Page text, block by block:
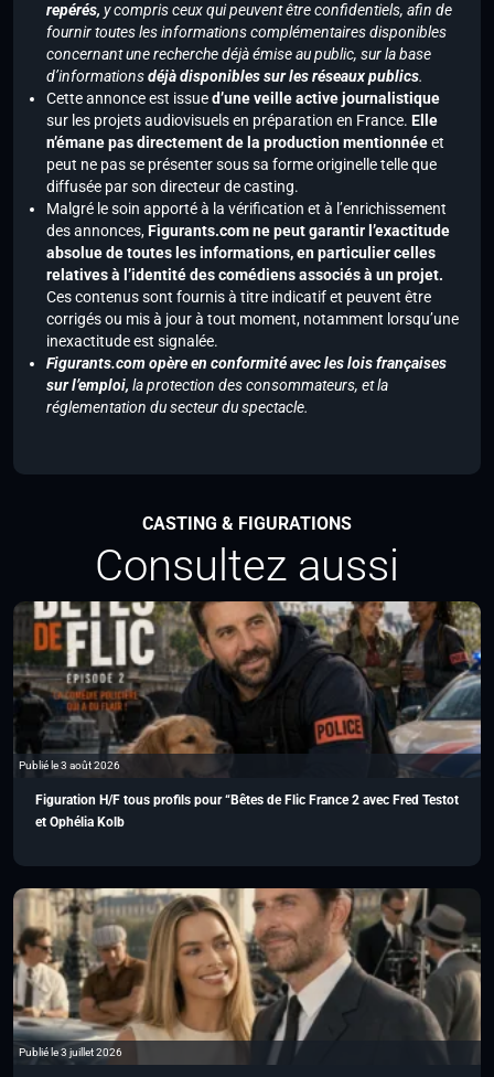
repérés, y compris ceux qui peuvent être confidentiels, afin de
fournir toutes les informations complémentaires disponibles
concernant une recherche déjà émise au public, sur la base
d’informationsdéjà disponibles sur les réseaux publics.
Cette annonce est issued’une veille active journalistique
sur les projets audiovisuels en préparation en France. Elle
n’émane pas directement de la production mentionnéeet
peut ne pas se présenter sous sa forme originelle telle que
diffusée par son directeur de casting.
Malgré le soin apporté à la vérification et à l’enrichissement
des annonces,Figurants.com ne peut garantir l’exactitude
absolue de toutes les informations, en particulier celles
relatives à l’identité des comédiens associés à un projet.
Ces contenus sont fournis à titre indicatif et peuvent être
corrigés ou mis à jour à tout moment, notamment lorsqu’une
inexactitude est signalée.
Figurants.com opère en conformité avec les lois françaises
sur l’emploi, la protection des consommateurs, et la
réglementation du secteur du spectacle.
CASTING & FIGURATIONS
Consultez aussi
Publié le 3 août 2026
Figuration H/F tous profils pour “Bêtes de Flic France 2 avec Fred Testot
et Ophélia Kolb
Publié le 3 juillet 2026